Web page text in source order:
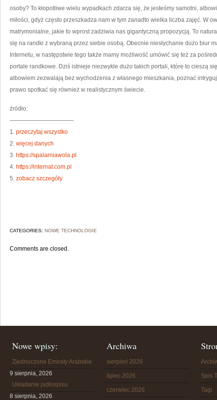
osoby? To kłopotliwe wielu wypadkach zdarza się, że jesteśmy samotni,
miłości, gdyż często przeszkadza nam w tym zanadto wielka liczba zajęć. W
matrymonialne, jakie to wprost zadziwia nas gigantyczną propozycją. To
się na randki z wybraną przez siebie osobą. Obecnie niesłychanie dużo biur
Internetu, w następstwie tego także mamy możliwość umówić się też za
portale randkowe. Dziś istnieje niezwykle dużo takich portali, które to cieszą
albowiem zezwalają bez wychodzenia z własnego mieszkania, poznać
prawo spotkać się również w realistycznym świecie.
źródło:
———————————
1. przeczytaj wszystko
2. więcej danych
3. https://spalarniawola.pl
4. https://internat.com.pl
5. zobacz szczegóły
CATEGORIES: NOWE TECHNOLOGIE
Comments are closed.
Nowe wpisy:
Zjednoczone Emiraty Arabskie
9 sierpnia, 2026
Układanie jadłospisu
8 sierpnia, 2026
Archiwa
sierpień 2026
lipiec 2026
czerwiec 2026
Spis
Tagi